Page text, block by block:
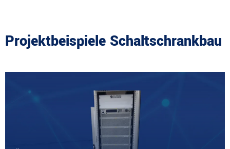
Projektbeispiele Schaltschrankbau